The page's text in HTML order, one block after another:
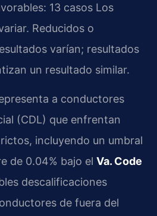
13 casos Los
Reducidos o
varían; resultados
un resultado similar.
a conductores
(CDL) que enfrentan
incluyendo un umbral
de 0.04% bajo el Va. Code
descalificaciones
de fuera del